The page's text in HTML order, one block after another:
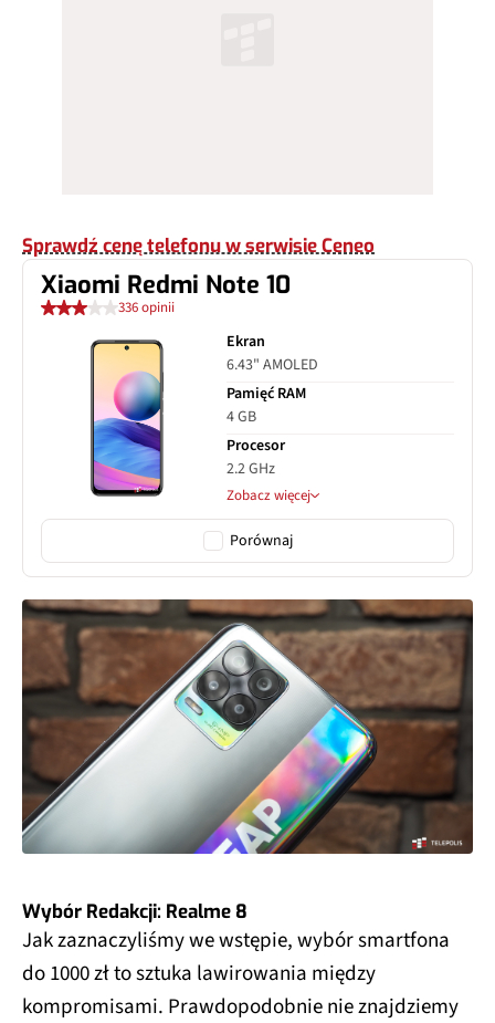
Sprawdź cenę telefonu w serwisie Ceneo
Xiaomi Redmi Note 10
336 opinii
Ekran
6.43" AMOLED
Pamięć RAM
4 GB
Procesor
2.2 GHz
Zobacz więcej
Porównaj
Wybór Redakcji: Realme 8
Jak zaznaczyliśmy we wstępie, wybór smartfona
do 1000 zł to sztuka lawirowania między
kompromisami. Prawdopodobnie nie znajdziemy